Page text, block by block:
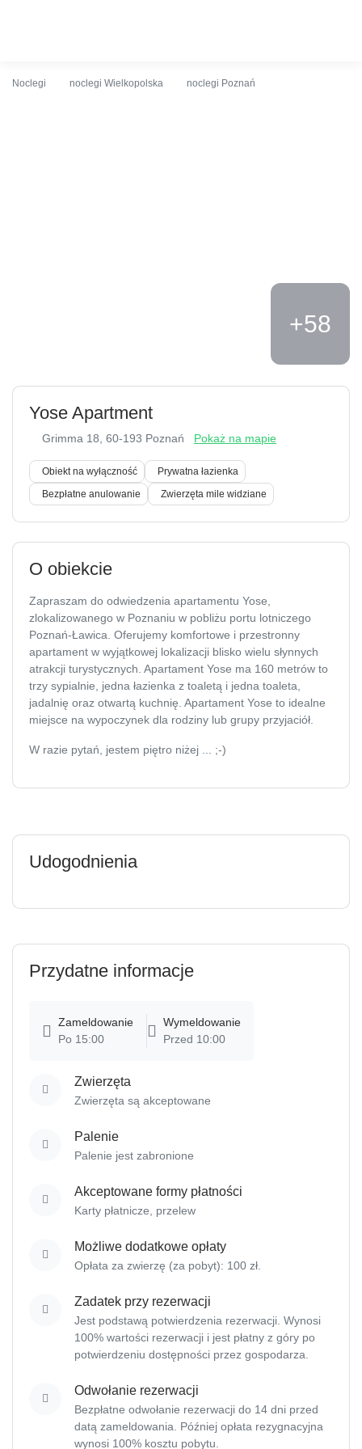
Noclegi noclegi Wielkopolska noclegi Poznań
+58
Yose Apartment
Grimma 18 , 60-193 Poznań Pokaż na mapie
Obiekt na wyłączność
Prywatna łazienka
Bezpłatne anulowanie
Zwierzęta mile widziane
O obiekcie
Zapraszam do odwiedzenia apartamentu Yose,
zlokalizowanego w Poznaniu w pobliżu portu lotniczego
Poznań-Ławica. Oferujemy komfortowe i przestronny
apartament w wyjątkowej lokalizacji blisko wielu słynnych
atrakcji turystycznych. Apartament Yose ma 160 metrów to
trzy sypialnie, jedna łazienka z toaletą i jedna toaleta,
jadalnię oraz otwartą kuchnię. Apartament Yose to idealne
miejsce na wypoczynek dla rodziny lub grupy przyjaciół.
W razie pytań, jestem piętro niżej ... ;-)
Udogodnienia
Przydatne informacje
Zameldowanie
Po 15:00
Wymeldowanie
Przed 10:00
Zwierzęta
Zwierzęta są akceptowane
Palenie
Palenie jest zabronione
Akceptowane formy płatności
Karty płatnicze, przelew
Możliwe dodatkowe opłaty
Opłata za zwierzę (za pobyt): 100 zł.
Zadatek przy rezerwacji
Jest podstawą potwierdzenia rezerwacji. Wynosi
100% wartości rezerwacji i jest płatny z góry po
potwierdzeniu dostępności przez gospodarza.
Odwołanie rezerwacji
Bezpłatne odwołanie rezerwacji do 14 dni przed
datą zameldowania. Później opłata rezygnacyjna
wynosi 100% kosztu pobytu.